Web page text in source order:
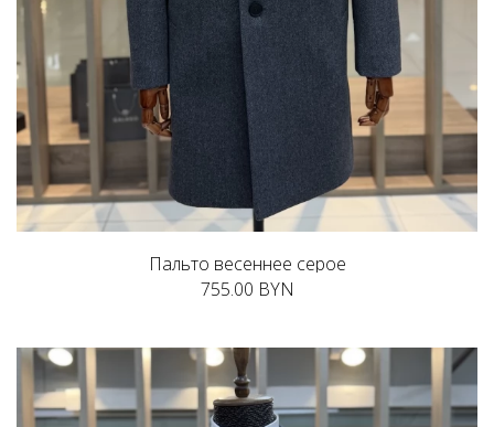
Пальто весеннее серое
755.00 BYN